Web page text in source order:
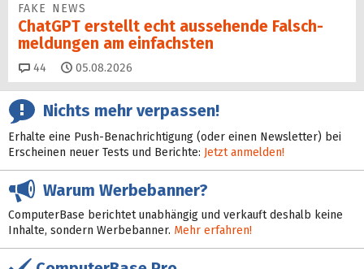
FAKE NEWS
ChatGPT erstellt echt aussehende Falsch­
mel­dungen am einfachsten
44 Kommentare
05.08.2026
Nichts mehr verpassen!
Erhalte eine Push-Benachrichtigung (oder einen Newsletter) bei
Erscheinen neuer Tests und Berichte: Jetzt anmelden!
Warum Werbebanner?
ComputerBase berichtet unabhängig und verkauft deshalb keine
Inhalte, sondern Werbebanner. Mehr erfahren!